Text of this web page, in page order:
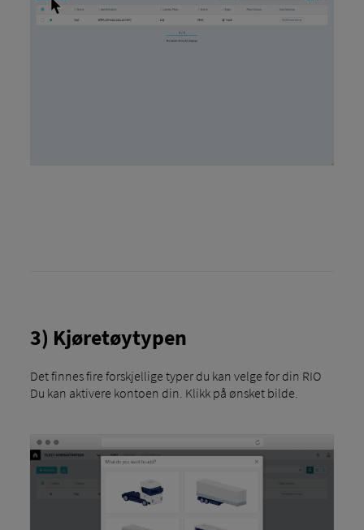
3) Kjøretøytypen
Det finnes fire forskjellige typer du kan velge for din RIO
Du kan aktivere kontoen din. Klikk på ønsket bilde.